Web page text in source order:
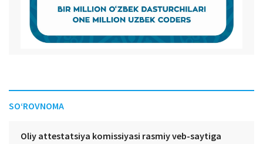
SO‘ROVNOMA
Oliy attestatsiya komissiyasi rasmiy veb-saytiga